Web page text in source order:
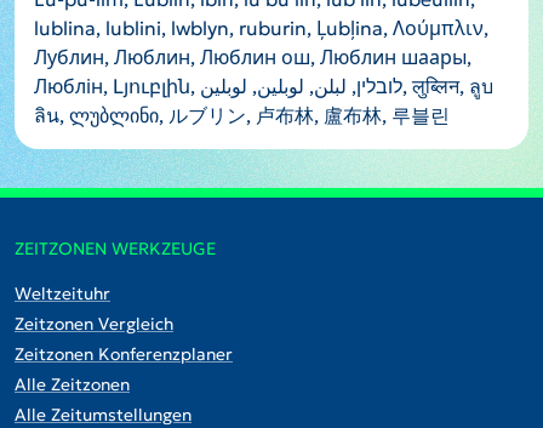
lublina, lublini, lwblyn, ruburin, Ļubļina, Λούμπλιν,
Лублин, Люблин, Люблин ош, Люблин шаары,
Люблін, Լյուբլին, לובלין, لبلن, لوبلين, لوبلین, लुब्लिन, ลูบ
ลิน, ლუბლინი, ルブリン, 卢布林, 盧布林, 루블린
ZEITZONEN WERKZEUGE
Weltzeituhr
Zeitzonen Vergleich
Zeitzonen Konferenzplaner
Alle Zeitzonen
Alle Zeitumstellungen